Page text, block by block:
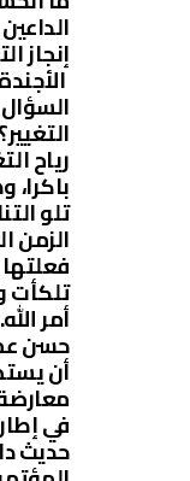
إنجاز
رياح
تلو
الزمن
تلكأت
أمر
حسن
أن
في
حديث